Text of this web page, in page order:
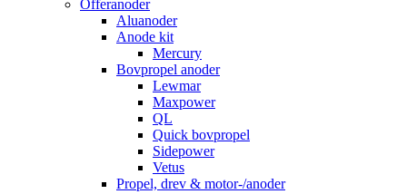
Offeranoder
Aluanoder
Anode kit
Mercury
Bovpropel anoder
Lewmar
Maxpower
QL
Quick bovpropel
Sidepower
Vetus
Propel, drev & motor-/anoder